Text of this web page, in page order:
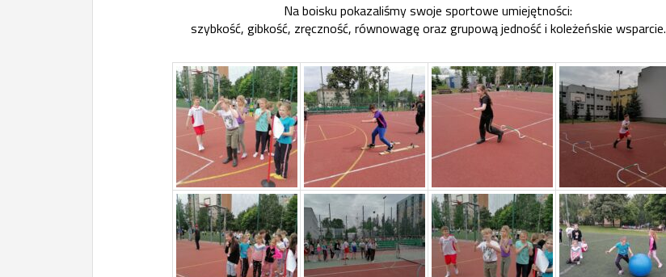
Na boisku pokazaliśmy swoje sportowe umiejętności:
szybkość, gibkość, zręczność, równowagę oraz grupową jedność i koleżeńskie wsparcie.